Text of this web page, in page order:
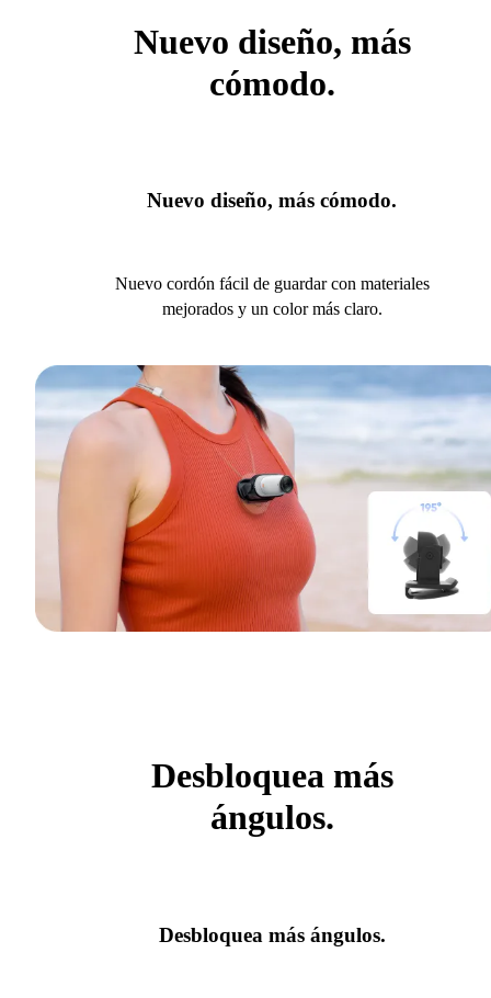
Nuevo diseño, más
cómodo.
Nuevo diseño, más cómodo.
Nuevo cordón fácil de guardar con materiales
mejorados y un color más claro.
Desbloquea más
ángulos.
Desbloquea más ángulos.